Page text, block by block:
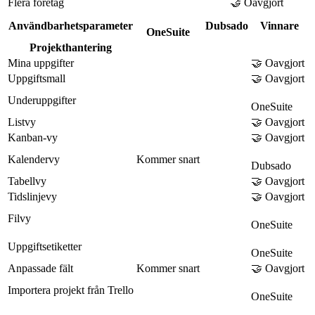
Användbarhetsparameter
OneSuite
Dubsado
Vinnare
Projekthantering
Mina uppgifter
🤝 Oavgjort
Uppgiftsmall
🤝 Oavgjort
Underuppgifter
OneSuite
Listvy
🤝 Oavgjort
Kanban-vy
🤝 Oavgjort
Kalendervy
Kommer snart
Dubsado
Tabellvy
🤝 Oavgjort
Tidslinjevy
🤝 Oavgjort
Filvy
OneSuite
Uppgiftsetiketter
OneSuite
Anpassade fält
Kommer snart
🤝 Oavgjort
Importera projekt från Trello
OneSuite